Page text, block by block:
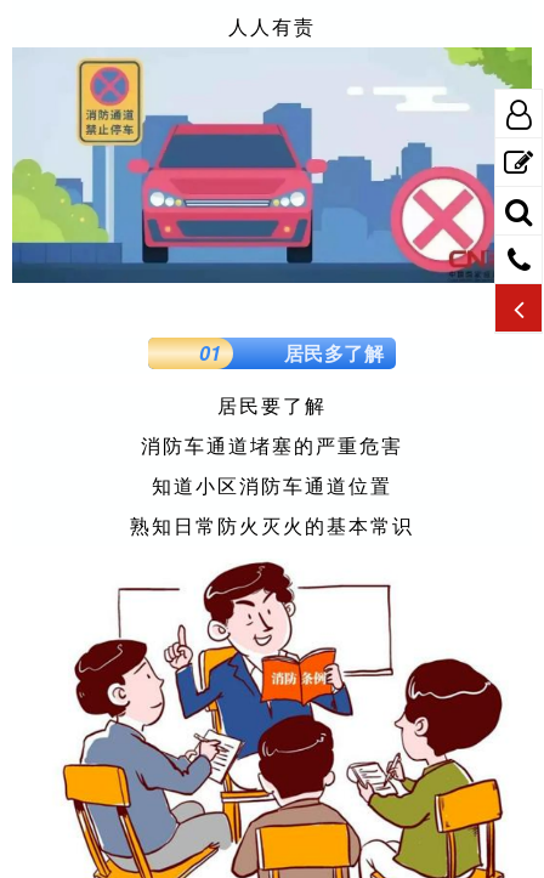
人人有责
01 居民多了解
居民要了解
消防车通道堵塞的严重危害
知道小区消防车通道位置
熟知日常防火灭火的基本常识